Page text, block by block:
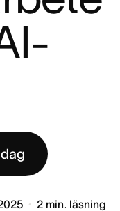
2 min. läsning